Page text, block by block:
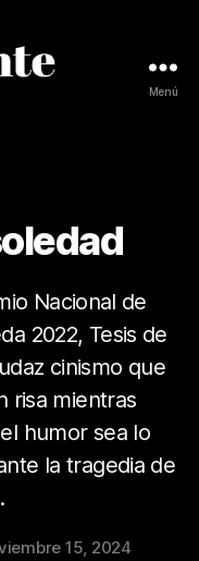
Menú
Nacional de
2022, Tesis de
cinismo que
risa mientras
humor sea lo
la tragedia de
15, 2024